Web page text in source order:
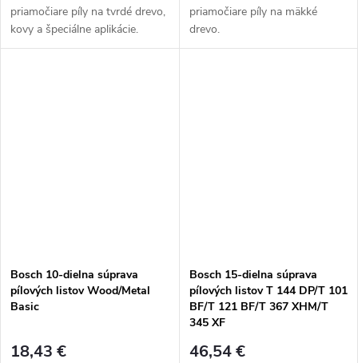
priamočiare píly na tvrdé drevo,
kovy a špeciálne aplikácie.
priamočiare píly na mäkké
drevo.
Bosch 10-dielna súprava
pílových listov Wood/Metal
Basic
18,43 €
Bosch 15-dielna súprava
pílových listov T 144 DP/T 101
BF/T 121 BF/T 367 XHM/T
345 XF
46,54 €